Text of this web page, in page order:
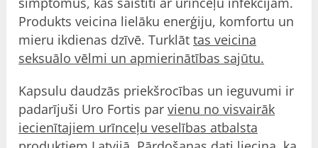
Produkts veicina lielāku enerģiju, komfortu un
mieru ikdienas dzīvē. Turklāttas veicina
seksuālo vēlmi un apmierinātības sajūtu.
Kapsulu daudzās priekšrocības un ieguvumi ir
padarījuši Uro Fortis parvienu no visvairāk
iecienītajiem urīnceļu veselības atbalsta